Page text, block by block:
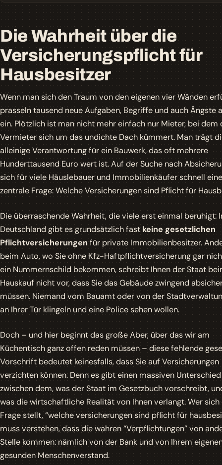
Die Wahrheit über die
Versicherungspflicht für
Hausbesitzer
Wenn man sich den Traum von den eigenen vier Wänden
prasseln tausend neue Aufgaben, Begriffe und auch Ängste
ein. Plötzlich ist man nicht mehr einfach nur Mieter, bei dem
Vermieter sich um das undichte Dach kümmert. Man trägt
alleinige Verantwortung für ein Bauwerk, das oft mehrere
Hunderttausend Euro wert ist. Auf der Suche nach
sich für viele Häuslebauer und Immobilienkäufer schnell
zentrale Frage: Welche Versicherungen sind Pflicht für
Die überraschende Wahrheit, die viele erst einmal beruhigt:
Deutschland gibt es grundsätzlich fastkeine gesetzlichen
Pflichtversicherungenfür private Immobilienbesitzer.
beim Auto, wo Sie ohne Kfz-Haftpflichtversicherung gar
ein Nummernschild bekommen, schreibt Ihnen der Staat
Hauskauf nicht vor, dass Sie das Gebäude zwingend
müssen. Niemand vom Bauamt oder von der
an Ihrer Tür klingeln und eine Police sehen wollen.
Doch – und hier beginnt das große Aber, über das wir am
Küchentisch ganz offen reden müssen – diese fehlende
Vorschrift bedeutet keinesfalls, dass Sie auf Versicherungen
verzichten können. Denn es gibt einen massiven Unterschied
zwischen dem, was der Staat im Gesetzbuch vorschreibt,
was die wirtschaftliche Realität von Ihnen verlangt. Wer sich
Frage stellt, “welche versicherungen sind pflicht für
muss verstehen, dass die wahren “Verpflichtungen” von
Stelle kommen: nämlich von der Bank und von Ihrem
gesunden Menschenverstand.